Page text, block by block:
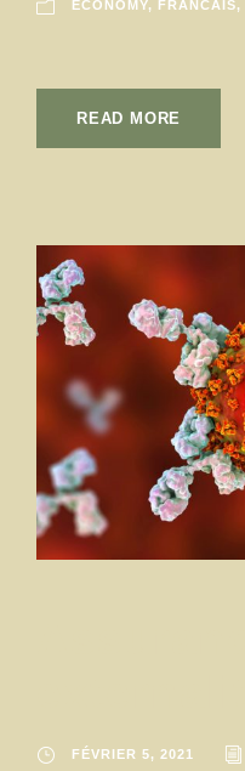
ECONOMY, FRANCAIS,
READ MORE
FÉVRIER 5, 2021